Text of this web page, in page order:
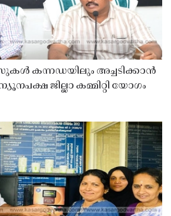
കന്നഡയിലും അച്ചടിക്കാൻ
ജില്ലാ കമ്മിറ്റി യോഗം